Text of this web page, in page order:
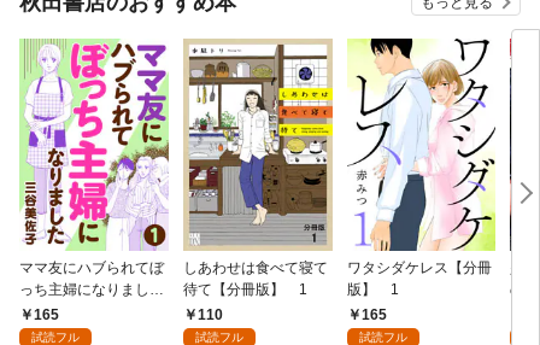
ママ友にハブられてぼ
っち主婦になりました
【分冊版】 1
165
試読フル
しあわせは食べて寝て
待て【分冊版】 1
110
試読フル
ワタシダケレス【分冊
版】 1
165
試読フル
の